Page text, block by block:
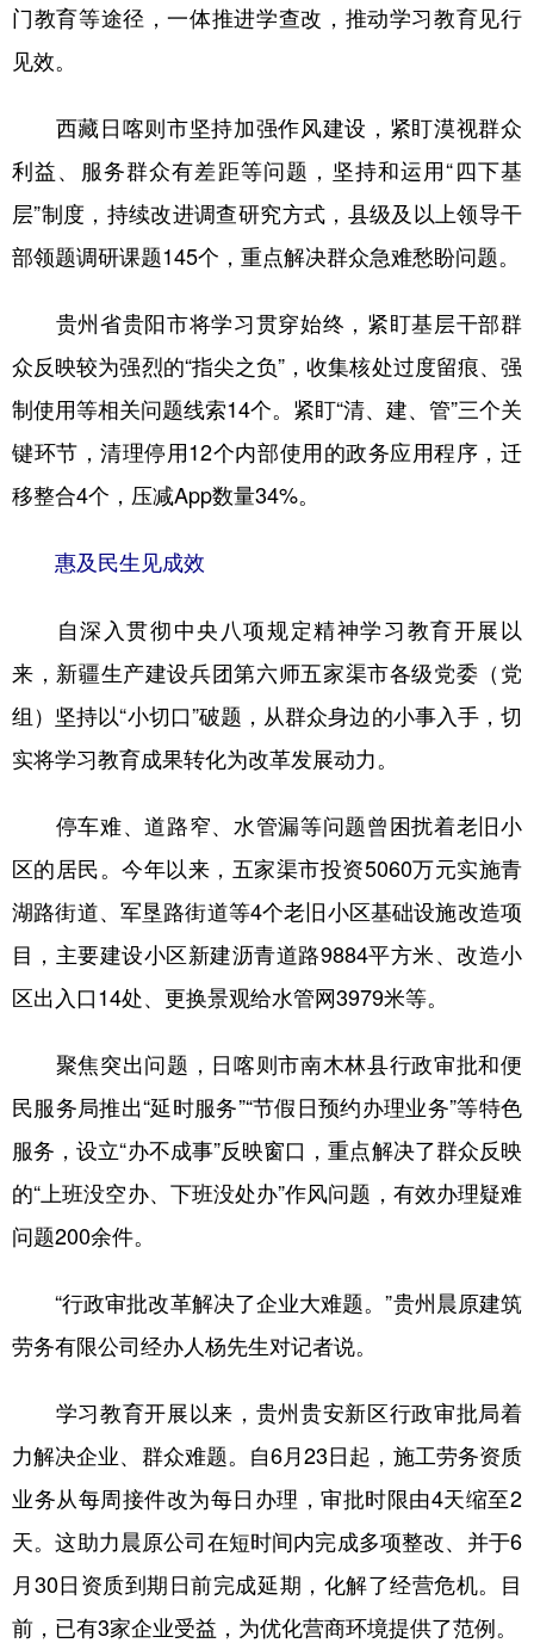
门教育等途径，一体推进学查改，推动学习教育见行
见效。
西藏日喀则市坚持加强作风建设，紧盯漠视群众
利益、服务群众有差距等问题，坚持和运用“四下基
层”制度，持续改进调查研究方式，县级及以上领导干
部领题调研课题145个，重点解决群众急难愁盼问题。
贵州省贵阳市将学习贯穿始终，紧盯基层干部群
众反映较为强烈的“指尖之负”，收集核处过度留痕、强
制使用等相关问题线索14个。紧盯“清、建、管”三个关
键环节，清理停用12个内部使用的政务应用程序，迁
移整合4个，压减App数量34%。
惠及民生见成效
自深入贯彻中央八项规定精神学习教育开展以
来，新疆生产建设兵团第六师五家渠市各级党委（党
组）坚持以“小切口”破题，从群众身边的小事入手，切
实将学习教育成果转化为改革发展动力。
停车难、道路窄、水管漏等问题曾困扰着老旧小
区的居民。今年以来，五家渠市投资5060万元实施青
湖路街道、军垦路街道等4个老旧小区基础设施改造项
目，主要建设小区新建沥青道路9884平方米、改造小
区出入口14处、更换景观给水管网3979米等。
聚焦突出问题，日喀则市南木林县行政审批和便
民服务局推出“延时服务”“节假日预约办理业务”等特色
服务，设立“办不成事”反映窗口，重点解决了群众反映
的“上班没空办、下班没处办”作风问题，有效办理疑难
问题200余件。
“行政审批改革解决了企业大难题。”贵州晨原建筑
劳务有限公司经办人杨先生对记者说。
学习教育开展以来，贵州贵安新区行政审批局着
力解决企业、群众难题。自6月23日起，施工劳务资质
业务从每周接件改为每日办理，审批时限由4天缩至2
天。这助力晨原公司在短时间内完成多项整改、并于6
月30日资质到期日前完成延期，化解了经营危机。目
前，已有3家企业受益，为优化营商环境提供了范例。